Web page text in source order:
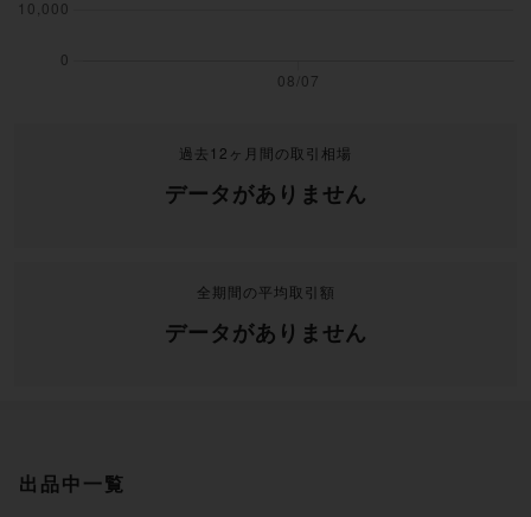
過去12ヶ月間の取引相場
データがありません
全期間の平均取引額
データがありません
出品中一覧